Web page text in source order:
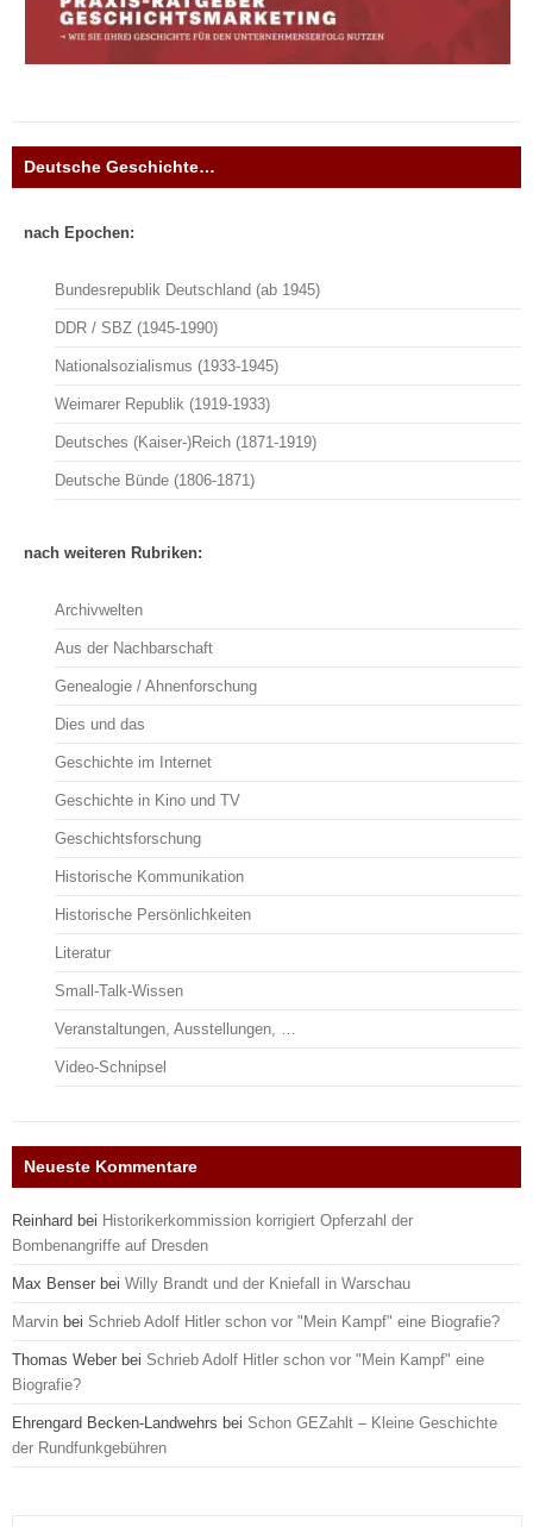
Deutsche Geschichte…
nach Epochen:
Bundesrepublik Deutschland (ab 1945)
DDR / SBZ (1945-1990)
Nationalsozialismus (1933-1945)
Weimarer Republik (1919-1933)
Deutsches (Kaiser-)Reich (1871-1919)
Deutsche Bünde (1806-1871)
nach weiteren Rubriken:
Archivwelten
Aus der Nachbarschaft
Genealogie / Ahnenforschung
Dies und das
Geschichte im Internet
Geschichte in Kino und TV
Geschichtsforschung
Historische Kommunikation
Historische Persönlichkeiten
Literatur
Small-Talk-Wissen
Veranstaltungen, Ausstellungen, …
Video-Schnipsel
Neueste Kommentare
Reinhard bei Historikerkommission korrigiert Opferzahl der
Bombenangriffe auf Dresden
Max Benser bei Willy Brandt und der Kniefall in Warschau
Marvin bei Schrieb Adolf Hitler schon vor "Mein Kampf" eine Biografie?
Thomas Weber bei Schrieb Adolf Hitler schon vor "Mein Kampf" eine
Biografie?
Ehrengard Becken-Landwehrs bei Schon GEZahlt – Kleine Geschichte
der Rundfunkgebühren